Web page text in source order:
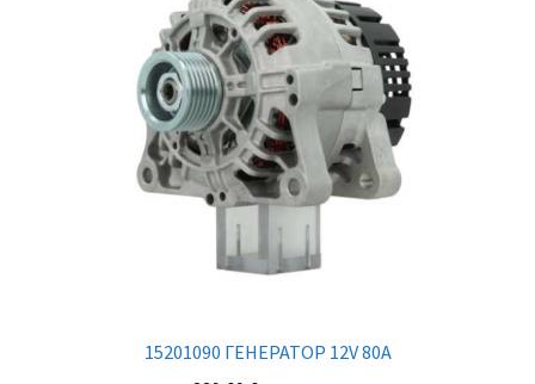
15201090 ГЕНЕРАТОР 12V 80A